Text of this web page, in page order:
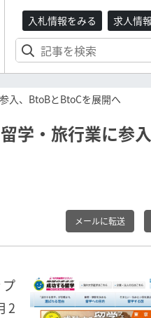
入札情報をみる 求人情
入、BtoBとBtoCを展開へ
学・旅行業に参
メールに転送
2